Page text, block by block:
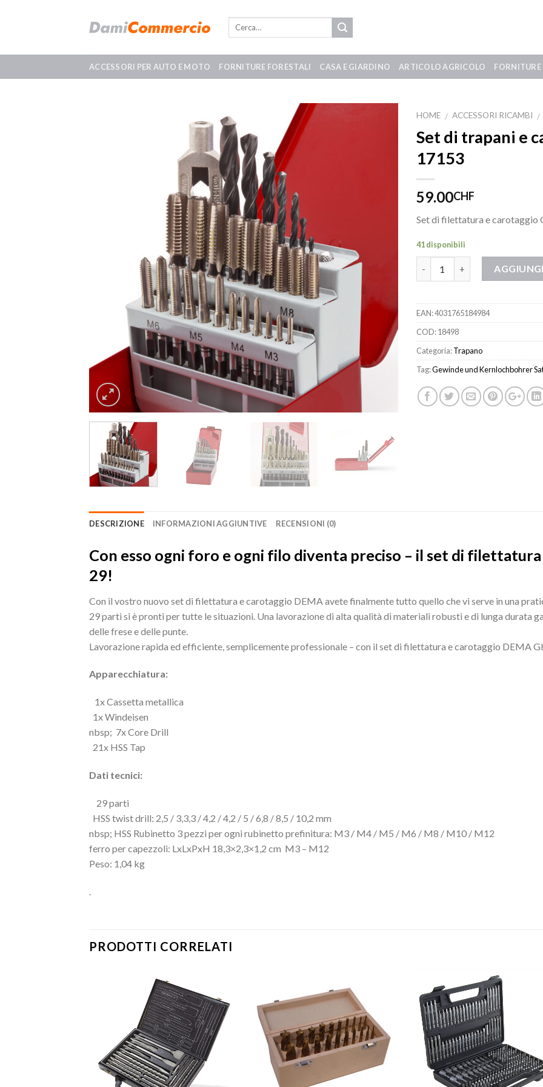
ACCESSORI PER AUTO E MOTO FORNITURE FORESTALI CASA E GIARDINO ARTICOLO AGRICOLO FORNITURE
HOME / ACCESSORI RICAMBI /
Set di trapani e
17153
59.00CHF
Set di filettatura e carotaggio
41 disponibili
EAN:4031765184984
COD:18498
Categoria:Trapano
Tag:Gewinde und Kernlochbohrer
DESCRIZIONE INFORMAZIONI AGGIUNTIVE RECENSIONI (0)
Con esso ogni foro e ogni filo diventa preciso – il set di
29!
Con il vostro nuovo set di filettatura e carotaggio DEMA avete finalmente tutto quello che vi serve in una
29 parti si è pronti per tutte le situazioni. Una lavorazione di alta qualità di materiali robusti e di lunga durata
delle frese e delle punte.
Lavorazione rapida ed efficiente, semplicemente professionale – con il set di filettatura e carotaggio DEMA
Apparecchiatura:
1x Cassetta metallica
1x Windeisen
nbsp; 7x Core Drill
21x HSS Tap
Dati tecnici:
29 parti
HSS twist drill: 2,5 / 3,3,3 / 4,2 / 4,2 / 5 / 6,8 / 8,5 / 10,2 mm
nbsp; HSS Rubinetto 3 pezzi per ogni rubinetto prefinitura: M3 / M4 / M5 / M6 / M8 / M10 / M12
ferro per capezzoli: LxLxPxH 18,3×2,3×1,2 cm M3 – M12
Peso: 1,04 kg
PRODOTTI CORRELATI